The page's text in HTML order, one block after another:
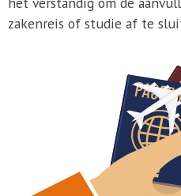
zakenreis of studie af te